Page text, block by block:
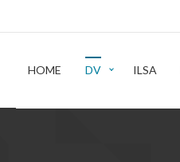
HOME DV ILSA